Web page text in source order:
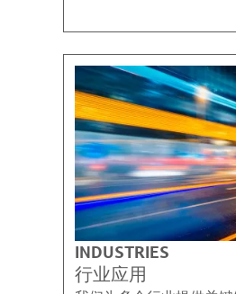
INDUSTRIES
行业应用